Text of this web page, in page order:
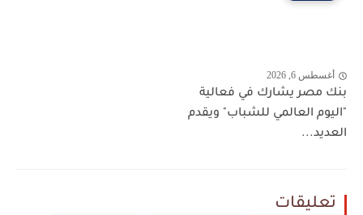
أغسطس 6, 2026
بنك مصر يشارك في فعالية
"اليوم العالمي للشباب" ويقدم
العديد...
تعليقات